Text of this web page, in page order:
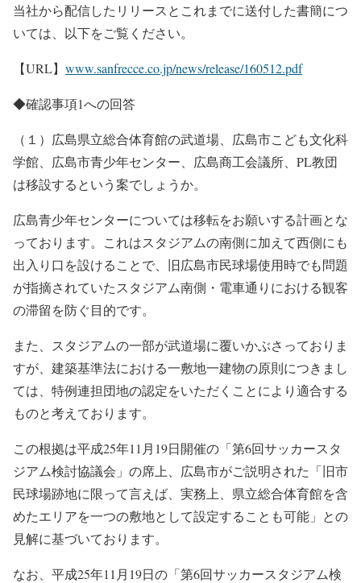
当社から配信したリリースとこれまでに送付した書簡につ
いては、以下をご覧ください。
【URL】 www.sanfrecce.co.jp/news/release/160512.pdf
◆確認事項1への回答
（１）広島県立総合体育館の武道場、広島市こども文化科
学館、広島市青少年センター、広島商工会議所、PL教団
は移設するという案でしょうか。
広島青少年センターについては移転をお願いする計画とな
っております。これはスタジアムの南側に加えて西側にも
出入り口を設けることで、旧広島市民球場使用時でも問題
が指摘されていたスタジアム南側・電車通りにおける観客
の滞留を防ぐ目的です。
また、スタジアムの一部が武道場に覆いかぶさっておりま
すが、建築基準法における一敷地一建物の原則につきまし
ては、特例連担団地の認定をいただくことにより適合する
ものと考えております。
この根拠は平成25年11月19日開催の「第6回サッカースタ
ジアム検討協議会」の席上、広島市がご説明された「旧市
民球場跡地に限って言えば、実務上、県立総合体育館を含
めたエリアを一つの敷地として設定することも可能」との
見解に基づいております。
なお、平成25年11月19日の「第6回サッカースタジアム検